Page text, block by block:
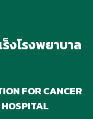
ร็งโรงพยาบาล
FOR CANCER